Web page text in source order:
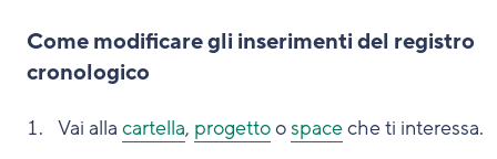
Come modificare gli inserimenti del registro
cronologico
Vai alla cartella, progettoospaceche ti interessa.